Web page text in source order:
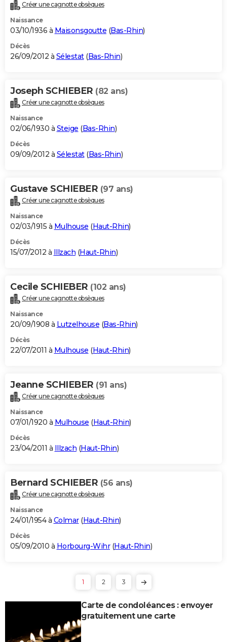
Créer une cagnotte obsèques
Naissance
03/10/1936 à Maisonsgoutte (Bas-Rhin)
Décès
26/09/2012 à Sélestat(Bas-Rhin)
Joseph SCHIEBER (82 ans)
Créer une cagnotte obsèques
Naissance
02/06/1930 à Steige (Bas-Rhin)
Décès
09/09/2012 à Sélestat(Bas-Rhin)
Gustave SCHIEBER (97 ans)
Créer une cagnotte obsèques
Naissance
02/03/1915 à Mulhouse (Haut-Rhin)
Décès
15/07/2012 à Illzach (Haut-Rhin)
Cecile SCHIEBER (102 ans)
Créer une cagnotte obsèques
Naissance
20/09/1908 à Lutzelhouse (Bas-Rhin)
Décès
22/07/2011 à Mulhouse (Haut-Rhin)
Jeanne SCHIEBER (91 ans)
Créer une cagnotte obsèques
Naissance
07/01/1920 à Mulhouse (Haut-Rhin)
Décès
23/04/2011 à Illzach (Haut-Rhin)
Bernard SCHIEBER (56 ans)
Créer une cagnotte obsèques
Naissance
24/01/1954 à Colmar(Haut-Rhin)
Décès
05/09/2010 à Horbourg-Wihr(Haut-Rhin)
1 2 3
Carte de condoléances : envoyer
gratuitement une carte